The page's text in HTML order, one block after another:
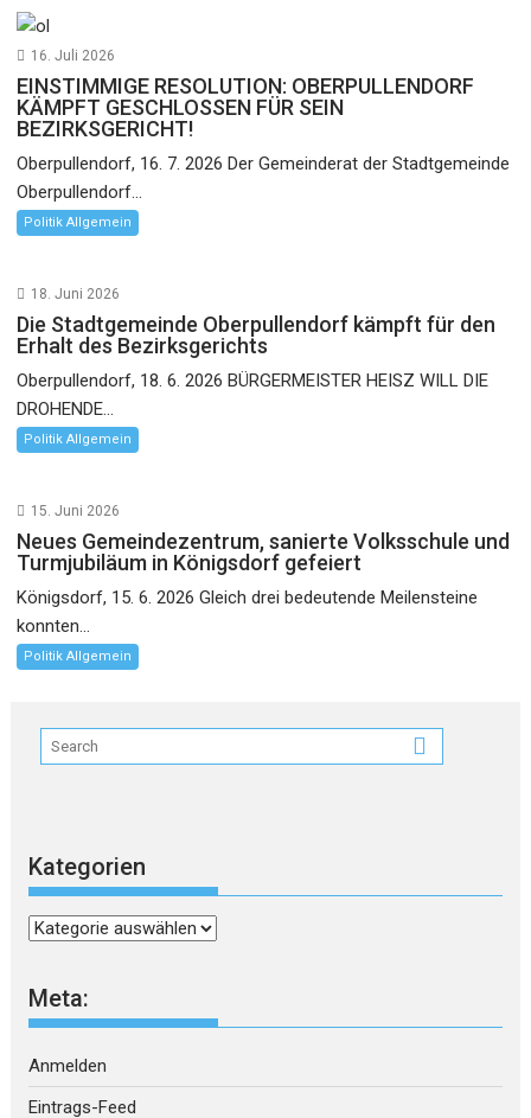
16. Juli 2026
EINSTIMMIGE RESOLUTION: OBERPULLENDORF
KÄMPFT GESCHLOSSEN FÜR SEIN
BEZIRKSGERICHT!
Oberpullendorf, 16. 7. 2026 Der Gemeinderat der Stadtgemeinde
Oberpullendorf...
Politik Allgemein
18. Juni 2026
Die Stadtgemeinde Oberpullendorf kämpft für den
Erhalt des Bezirksgerichts
Oberpullendorf, 18. 6. 2026 BÜRGERMEISTER HEISZ WILL DIE
DROHENDE...
Politik Allgemein
15. Juni 2026
Neues Gemeindezentrum, sanierte Volksschule und
Turmjubiläum in Königsdorf gefeiert
Königsdorf, 15. 6. 2026 Gleich drei bedeutende Meilensteine
konnten...
Politik Allgemein
Kategorien
Kategorien
Meta:
Anmelden
Eintrags-Feed